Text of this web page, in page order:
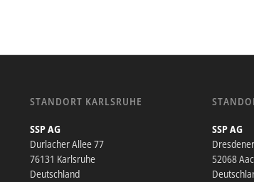
STANDORT KARLSRUHE
SSP AG
Durlacher Allee 77
76131 Karlsruhe
Deutschland
SSP AG
52068